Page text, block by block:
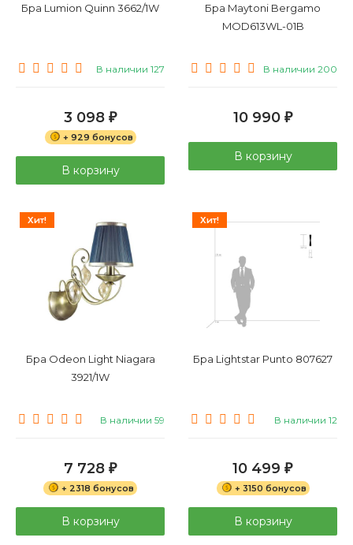
Бра Lumion Quinn 3662/1W
В наличии 127
3 098 ₽
+ 929 бонусов
В корзину
Бра Maytoni Bergamo
MOD613WL-01B
В наличии 200
10 990 ₽
В корзину
Хит!
Бра Odeon Light Niagara
3921/1W
В наличии 59
7 728 ₽
+ 2318 бонусов
В корзину
Хит!
Бра Lightstar Punto 807627
В наличии 12
10 499 ₽
+ 3150 бонусов
В корзину